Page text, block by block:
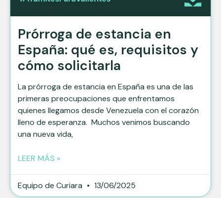
Prórroga de estancia en
España: qué es, requisitos y
cómo solicitarla
La prórroga de estancia en España es una de las
primeras preocupaciones que enfrentamos
quienes llegamos desde Venezuela con el corazón
lleno de esperanza. Muchos venimos buscando
una nueva vida,
LEER MÁS »
Equipo de Curiara 13/06/2025